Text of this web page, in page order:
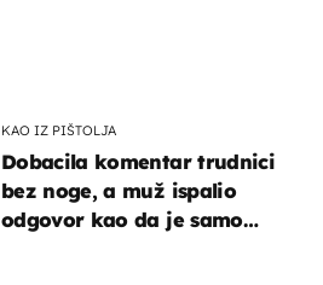
KAO IZ PIŠTOLJA
Dobacila komentar trudnici
bez noge, a muž ispalio
odgovor kao da je samo